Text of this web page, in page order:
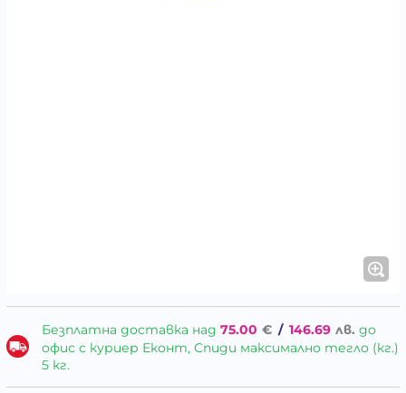
Безплатна доставка над 75.00 € / 146.69 лв. до
офис с куриер Еконт, Спиди максимално тегло (кг.)
5 кг.